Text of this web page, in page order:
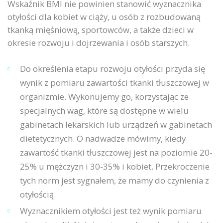
Wskaźnik BMI nie powinien stanowić wyznacznika
otyłości dla kobiet w ciąży, u osób z rozbudowaną
tkanką mięśniową, sportowców, a także dzieci w
okresie rozwoju i dojrzewania i osób starszych.
Do określenia etapu rozwoju otyłości przyda się
wynik z pomiaru zawartości tkanki tłuszczowej w
organizmie. Wykonujemy go, korzystając ze
specjalnych wag, które są dostępne w wielu
gabinetach lekarskich lub urządzeń w gabinetach
dietetycznych. O nadwadze mówimy, kiedy
zawartość tkanki tłuszczowej jest na poziomie 20-
25% u mężczyzn i 30-35% i kobiet. Przekroczenie
tych norm jest sygnałem, że mamy do czynienia z
otyłością.
Wyznacznikiem otyłości jest też wynik pomiaru